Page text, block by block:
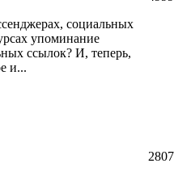
социальных
упоминание
ссылок? И, теперь,
и...
2807